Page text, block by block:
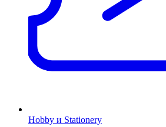
Hobby и Stationery